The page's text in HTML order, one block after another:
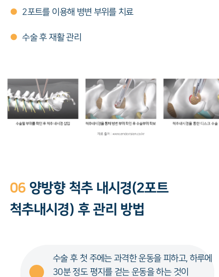
● 2포트를 이용해 병변 부위를 치료
● 수술 후 재활 관리
06 양방향 척추 내시경(2포트
척추내시경) 후 관리 방법
수술 후 첫 주에는 과격한 운동을 피하고, 하루에
30분 정도 평지를 걷는 운동을 하는 것이